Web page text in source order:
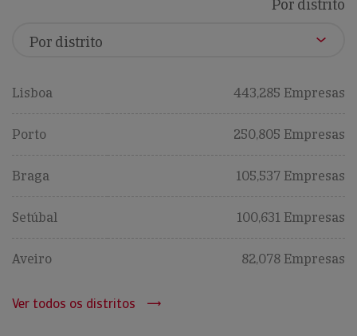
Por distrito
Lisboa 443,285 Empresas
Porto 250,805 Empresas
Braga 105,537 Empresas
Setúbal 100,631 Empresas
Aveiro 82,078 Empresas
Ver todos os distritos